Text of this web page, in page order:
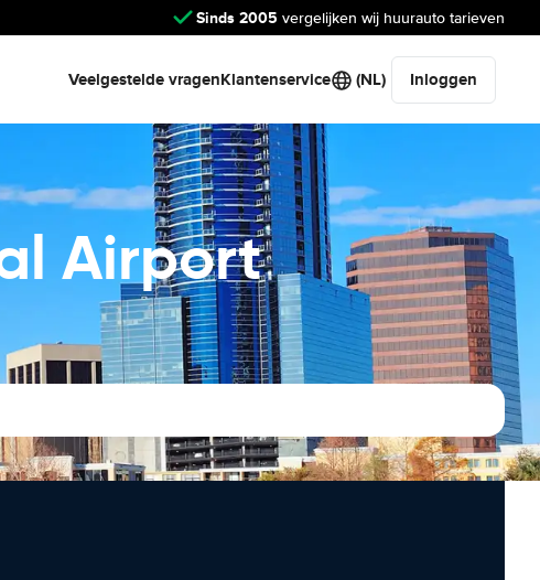
Sinds 2005 vergelijken wij huurauto tarieven
Veelgestelde vragenKlantenservice (NL) Inloggen
Airport